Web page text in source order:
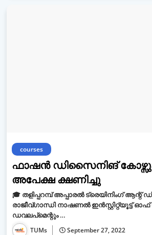
courses
ഫാഷൻ ഡിസൈനിങ്
അപേക്ഷ ക്ഷണിച്ചു
🎓 തളിപ്പറമ്പ് അപ്പാരൽ ട്രെയിനിംഗ്
രാജീവ്ഗാന്ധി നാഷണൽ ഇൻസ്റ്റിറ്റ്യൂട്ട്
ഡവലപ്‌മെന്റും …
TUMs September 27, 2022